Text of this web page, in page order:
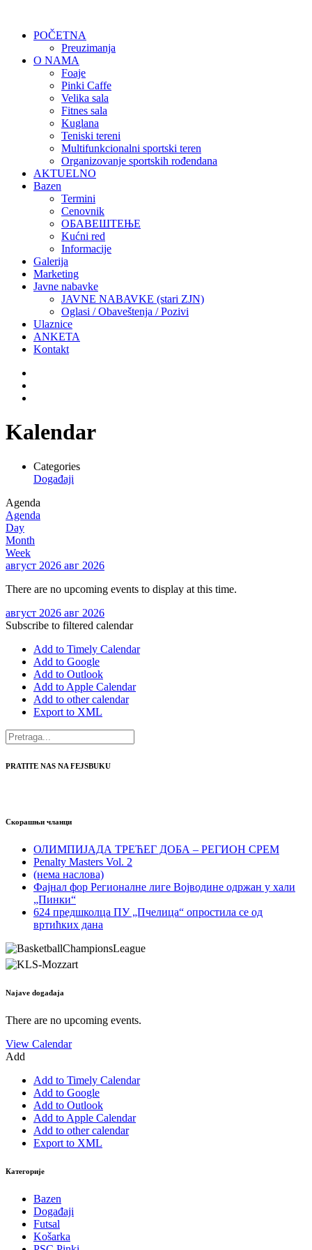
POČETNA
Preuzimanja
O NAMA
Foaje
Pinki Caffe
Velika sala
Fitnes sala
Kuglana
Teniski tereni
Multifunkcionalni sportski teren
Organizovanje sportskih rođendana
AKTUELNO
Bazen
Termini
Cenovnik
ОБАВЕШТЕЊЕ
Kućni red
Informacije
Galerija
Marketing
Javne nabavke
JAVNE NABAVKE (stari ZJN)
Oglasi / Obaveštenja / Pozivi
Ulaznice
ANKETA
Kontakt
Kalendar
Categories
Događaji
Agenda
Agenda
Day
Month
Week
август 2026 авг 2026
There are no upcoming events to display at this time.
август 2026 авг 2026
Subscribe to filtered calendar
Add to Timely Calendar
Add to Google
Add to Outlook
Add to Apple Calendar
Add to other calendar
Export to XML
PRATITE NAS NA FEJSBUKU
Скорашњи чланци
ОЛИМПИЈАДА ТРЕЋЕГ ДОБА – РЕГИОН СРЕМ
Penalty Masters Vol. 2
(нема наслова)
Фајнал фор Регионалне лиге Војводине одржан у хали
„Пинки“
624 предшколца ПУ „Пчелица“ опростила се од
вртићких дана
Najave događaja
There are no upcoming events.
View Calendar
Add
Add to Timely Calendar
Add to Google
Add to Outlook
Add to Apple Calendar
Add to other calendar
Export to XML
Категорије
Bazen
Događaji
Futsal
Košarka